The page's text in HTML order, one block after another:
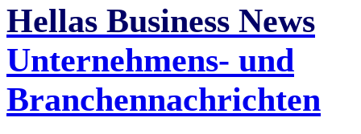
Hellas Business News
Unternehmens- und
Branchennachrichten